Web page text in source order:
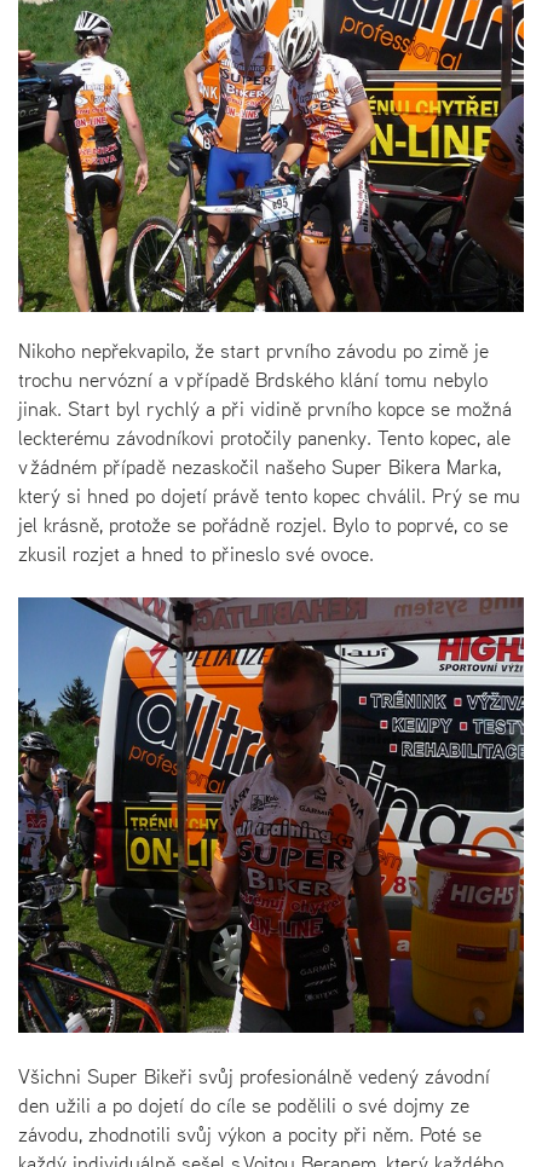
Nikoho nepřekvapilo, že start prvního závodu po zimě je
trochu nervózní a v případě Brdského klání tomu nebylo
jinak. Start byl rychlý a při vidině prvního kopce se možná
leckterému závodníkovi protočily panenky. Tento kopec, ale
v žádném případě nezaskočil našeho Super Bikera Marka,
který si hned po dojetí právě tento kopec chválil. Prý se mu
jel krásně, protože se pořádně rozjel. Bylo to poprvé, co se
zkusil rozjet a hned to přineslo své ovoce.
Všichni Super Bikeři svůj profesionálně vedený závodní
den užili a po dojetí do cíle se podělili o své dojmy ze
závodu, zhodnotili svůj výkon a pocity při něm. Poté se